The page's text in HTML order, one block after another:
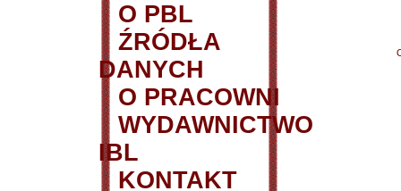
O PBL
ŹRÓDŁA
DANYCH
O PRACOWNI
WYDAWNICTWO
IBL
KONTAKT